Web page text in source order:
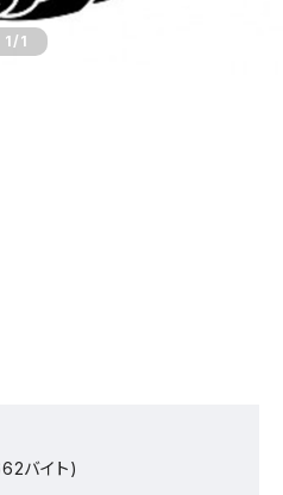
1 /1
バイト)